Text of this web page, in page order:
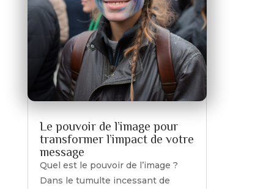
Le pouvoir de l’image pour
transformer l’impact de votre
message
Quel est le pouvoir de l’image ?
Dans le tumulte incessant de